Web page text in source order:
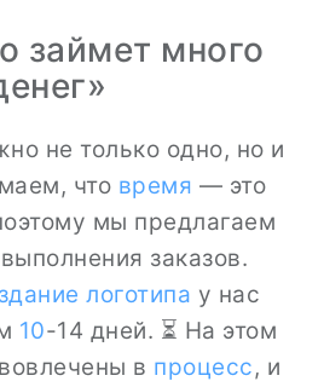
займет много
не только одно, но и
что время — это
мы предлагаем
выполнения заказов.
логотипа у нас
10-14 дней. ⏳ На этом
в процесс, и